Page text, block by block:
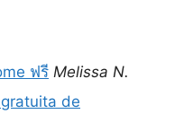
ฟรี Melissa N.
de